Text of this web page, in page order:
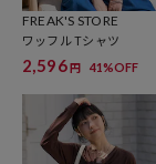
4,499円（2026年3
※「参考価格」とは
行予約・先行割引
FREAK'S STORE
ワッフル Tシャツ
2,596円 41%OFF